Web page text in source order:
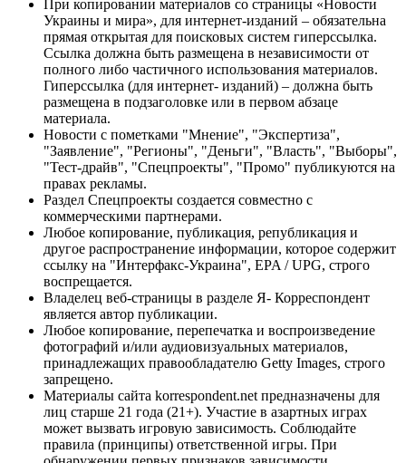
При копировании материалов со страницы «Новости
Украины и мира», для интернет-изданий – обязательна
прямая открытая для поисковых систем гиперссылка.
Ссылка должна быть размещена в независимости от
полного либо частичного использования материалов.
Гиперссылка (для интернет- изданий) – должна быть
размещена в подзаголовке или в первом абзаце
материала.
Новости с пометками "Мнение", "Экспертиза",
"Заявление", "Регионы", "Деньги", "Власть", "Выборы",
"Тест-драйв", "Спецпроекты", "Промо" публикуются на
правах рекламы.
Раздел Спецпроекты создается совместно с
коммерческими партнерами.
Любое копирование, публикация, републикация и
другое распространение информации, которое содержит
ссылку на "Интерфакс-Украина", EPA / UPG, строго
воспрещается.
Владелец веб-страницы в разделе Я- Корреспондент
является автор публикации.
Любое копирование, перепечатка и воспроизведение
фотографий и/или аудиовизуальных материалов,
принадлежащих правообладателю Getty Images, строго
запрещено.
Материалы сайта korrespondent.net предназначены для
лиц старше 21 года (21+). Участие в азартных играх
может вызвать игровую зависимость. Соблюдайте
правила (принципы) ответственной игры. При